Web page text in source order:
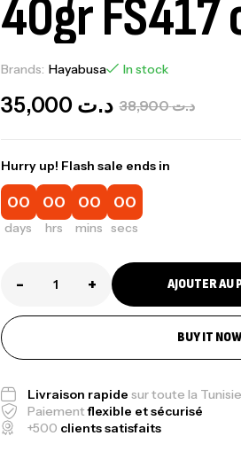
40gr FS417
Brands: Hayabusa In stock
د.ت38,900 د.ت 35,000
Hurry up! Flash sale ends in
00
days
00
hrs
00
mins
00
secs
- + AJOUTER AU
BUY IT NOW
Livraison rapide sur toute la Tunisie
Paiementflexible et sécurisé
+500 clients satisfaits
Canne Jigging Sunset Massive